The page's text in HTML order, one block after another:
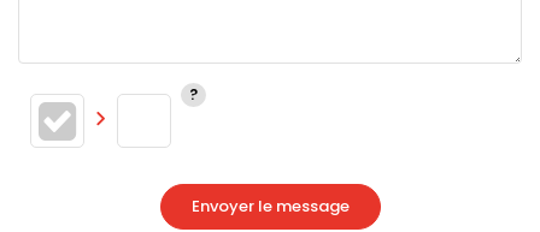
Envoyer le message